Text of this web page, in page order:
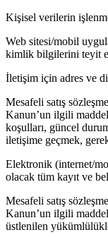
Kişisel verilerin
Web sitesi/mobil
kimlik bilgilerini teyit
İletişim için adres ve
Mesafeli satış
Kanun’un ilgili
koşulları, güncel
iletişime geçmek,
Elektronik (internet/
olacak tüm kayıt ve
Mesafeli satış
Kanun’un ilgili
üstlenilen